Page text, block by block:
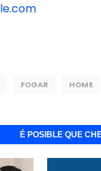
FOGAR HOME
É POSIBLE QUE